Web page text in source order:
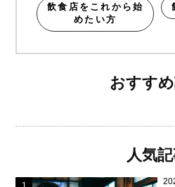
飲食店をこれから始
めたい方
おすす
人気